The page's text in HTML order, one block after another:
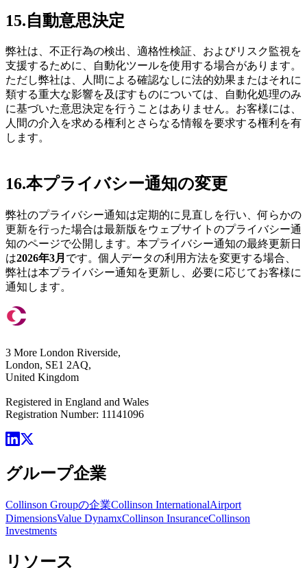
15.自動意思決定
弊社は、不正行為の検出、適格性検証、およびリスク監視を
支援するために、自動化ツールを使用する場合があります。
ただし弊社は、人間による確認なしに法的効果またはそれに
類する重大な影響を及ぼすものについては、自動化処理のみ
に基づいた意思決定を行うことはありません。お客様には、
人間の介入を求める権利とさらなる情報を要求する権利を有
します。
16.本プライバシー通知の変更
弊社のプライバシー通知は定期的に見直しを行い、何らかの
更新を行った場合は最新版をウェブサイトのプライバシー通
知のページで公開します。本プライバシー通知の最終更新日
は2026年3月 です。個人データの利用方法を変更する場合、
弊社は本プライバシー通知を更新し、必要に応じてお客様に
通知します。
3 More London Riverside,
London, SE1 2AQ,
United Kingdom
Registered in England and Wales
Registration Number: 11141096
グループ企業
Collinson Groupの企業Collinson InternationalAirport
DimensionsValue DynamxCollinson InsuranceCollinson
Investments
リソース